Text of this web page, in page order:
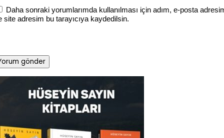
Daha sonraki yorumlarımda kullanılması için adım, e-posta
site adresim bu tarayıcıya kaydedilsin.